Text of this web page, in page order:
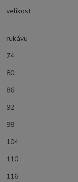
velikost
(měřena
rukávu
74
80
86
92
98
104
110
116